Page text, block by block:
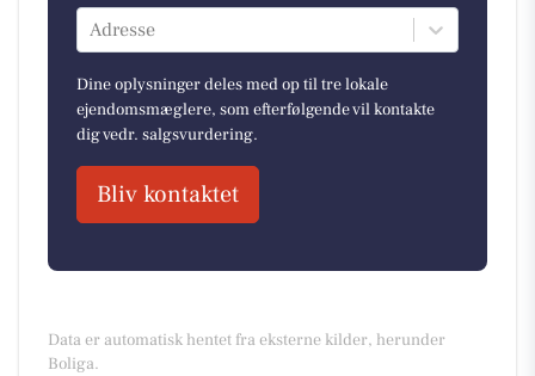
Adresse
Dine oplysninger deles med op til tre lokale
ejendomsmæglere, som efterfølgende vil kontakte
dig vedr. salgsvurdering.
Bliv kontaktet
Data er automatisk hentet fra eksterne kilder, herunder
Boliga.